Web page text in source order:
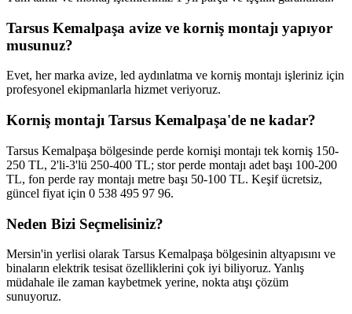
Tarsus Kemalpaşa avize ve korniş montajı yapıyor
musunuz?
Evet, her marka avize, led aydınlatma ve korniş montajı işleriniz için
profesyonel ekipmanlarla hizmet veriyoruz.
Korniş montajı Tarsus Kemalpaşa'de ne kadar?
Tarsus Kemalpaşa bölgesinde perde kornişi montajı tek korniş 150-
250 TL, 2'li-3'lü 250-400 TL; stor perde montajı adet başı 100-200
TL, fon perde ray montajı metre başı 50-100 TL. Keşif ücretsiz,
güncel fiyat için 0 538 495 97 96.
Neden Bizi Seçmelisiniz?
Mersin'in yerlisi olarak Tarsus Kemalpaşa bölgesinin altyapısını ve
binaların elektrik tesisat özelliklerini çok iyi biliyoruz. Yanlış
müdahale ile zaman kaybetmek yerine, nokta atışı çözüm
sunuyoruz.